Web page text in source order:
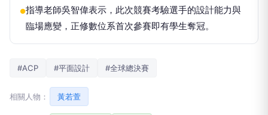
●指導老師吳智偉表示，此次競賽考驗選手的設計能力與
臨場應變，正修數位系首次參賽即有學生奪冠。
#ACP #平面設計 #全球總決賽
相關人物： 黃若萱